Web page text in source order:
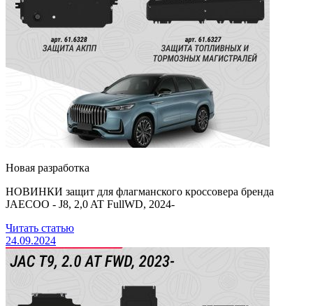
Новая разработка
НОВИНКИ защит для флагманского кроссовера бренда
JAECOO - J8, 2,0 AT FullWD, 2024-
Читать статью
24.09.2024